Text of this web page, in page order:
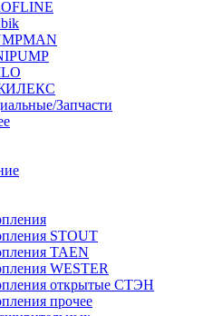
Запчасти
STOUT
TAEN
WESTER
открытые СТЭН
прочее